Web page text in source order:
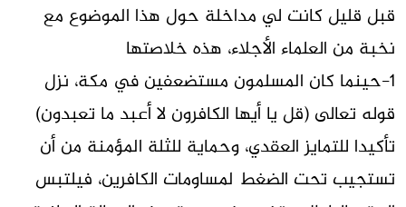
قبل قليل كانت لي مداخلة حول هذا الموضوع مع
نخبة من العلماء الأجلاء، هذه خلاصتها
1-حينما كان المسلمون مستضعفين في مكة، نزل
قوله تعالى (قل يا أيها الكافرون لا أعبد ما تعبدون)
تأكيدا للتمايز العقدي، وحماية للثلة المؤمنة من أن
تستجيب تحت الضغط لمساومات الكافرين، فيلتبس